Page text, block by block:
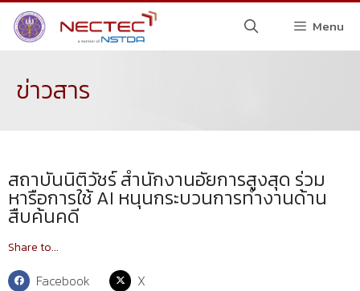
Menu
ข่าวสาร
สถาบันนิติวัชร์ สำนักงานอัยการสูงสุด ร่วม
หารือการใช้ AI หนุนกระบวนการทำงานด้าน
สืบค้นคดี
Share to...
Facebook X